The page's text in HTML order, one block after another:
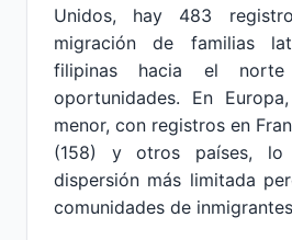
Unidos, hay 483
migración de familias
filipinas hacia el
oportunidades. En
menor, con registros en
(158) y otros países, lo
dispersión más limitada
comunidades de